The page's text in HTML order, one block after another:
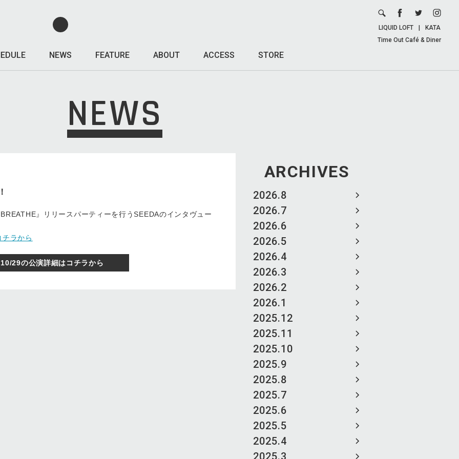
NEWS FEATURE ABOUT ACCESS STORE
LIQUID LOFT
KATA
Time Out Café & Diner
NEWS
ARCHIVES
2026.8
2026.7
2026.6
2026.5
2026.4
2026.3
2026.2
2026.1
2025.12
2025.11
2025.10
2025.9
2025.8
2025.7
2025.6
2025.5
2025.4
2025.3
』リリースパーティーを行うSEEDAのインタヴュー
ラから
10/29の公演詳細はコチラから